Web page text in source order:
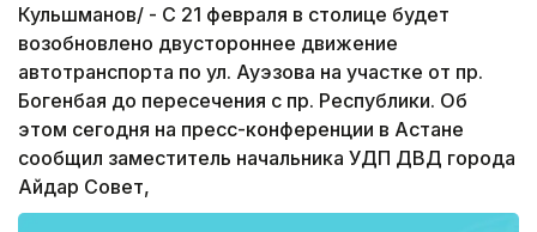
Кульшманов/ - С 21 февраля в столице будет
возобновлено двустороннее движение
автотранспорта по ул. Ауэзова на участке от пр.
Богенбая до пересечения с пр. Республики. Об
этом сегодня на пресс-конференции в Астане
сообщил заместитель начальника УДП ДВД города
Айдар Совет,